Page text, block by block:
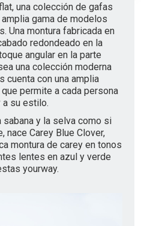
una colección de gafas
gama de modelos
Una montura fabricada en
redondeado en la
angular en la parte
una colección moderna
cuenta con una amplia
permite a cada persona
a su estilo.
sabana y la selva como si
nace Carey Blue Clover,
montura de carey en tonos
lentes en azul y verde
yourway.